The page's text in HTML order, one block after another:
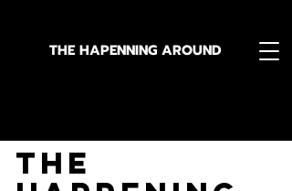
THE HAPENNING AROUND
The